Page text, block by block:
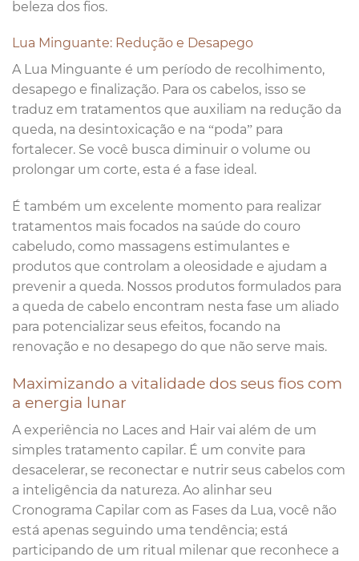
beleza dos fios.
Lua Minguante: Redução e Desapego
A Lua Minguante é um período de recolhimento,
desapego e finalização. Para os cabelos, isso se
traduz em tratamentos que auxiliam na redução da
queda, na desintoxicação e na “poda” para
fortalecer. Se você busca diminuir o volume ou
prolongar um corte, esta é a fase ideal.
É também um excelente momento para realizar
tratamentos mais focados na saúde do couro
cabeludo, como massagens estimulantes e
produtos que controlam a oleosidade e ajudam a
prevenir a queda. Nossos produtos formulados para
a queda de cabelo encontram nesta fase um aliado
para potencializar seus efeitos, focando na
renovação e no desapego do que não serve mais.
Maximizando a vitalidade dos seus fios com
a energia lunar
A experiência no Laces and Hair vai além de um
simples tratamento capilar. É um convite para
desacelerar, se reconectar e nutrir seus cabelos com
a inteligência da natureza. Ao alinhar seu
Cronograma Capilar com as Fases da Lua, você não
está apenas seguindo uma tendência; está
participando de um ritual milenar que reconhece a